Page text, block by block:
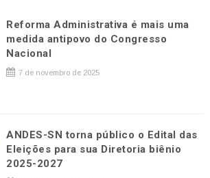
Reforma Administrativa é mais uma
medida antipovo do Congresso
Nacional
7 de novembro de 2025
ANDES-SN torna público o Edital das
Eleições para sua Diretoria biênio
2025-2027